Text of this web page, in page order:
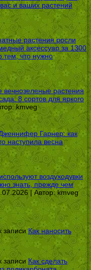
и ваших растений
растения росли
аксессуар за 1300
тем, что нужно
растения
8 сортов для яркого
kmveg
Гарнер: как
наступила весна
воздуходувки
знать, прежде чем
| Автор:kmveg
записиКак наносить
записиКак сделать